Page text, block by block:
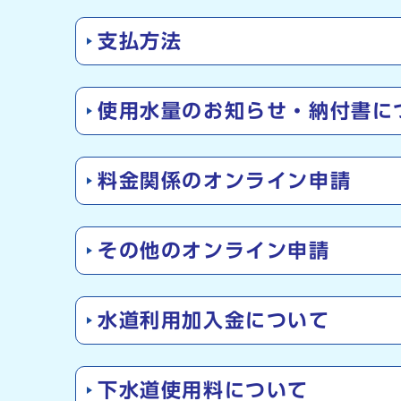
支払方法
使用水量のお知らせ・納付書に
料金関係のオンライン申請
その他のオンライン申請
水道利用加入金について
下水道使用料について